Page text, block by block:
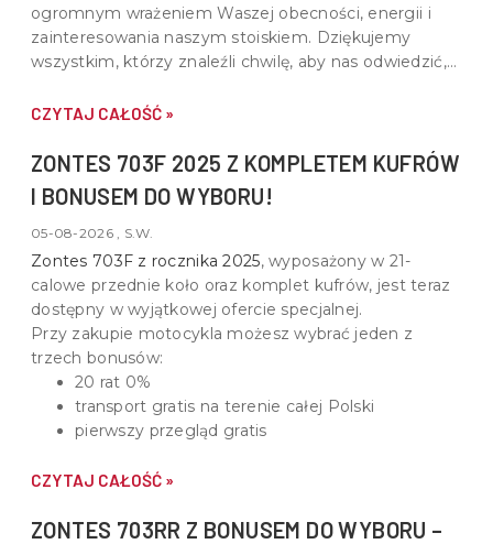
ogromnym wrażeniem Waszej obecności, energii i
zainteresowania naszym stoiskiem. Dziękujemy
wszystkim, którzy znaleźli chwilę, aby nas odwiedzić,
do motoryzacji.
CZYTAJ CAŁOŚĆ »
ZONTES 703F 2025 Z KOMPLETEM KUFRÓW
I BONUSEM DO WYBORU!
05-08-2026 , S.W.
Zontes 703F z rocznika 2025, wyposażony w 21-
calowe przednie koło oraz komplet kufrów, jest teraz
dostępny w wyjątkowej ofercie specjalnej.
Przy zakupie motocykla możesz wybrać jeden z
trzech bonusów:
20 rat 0%
transport gratis na terenie całej Polski
pierwszy przegląd gratis
CZYTAJ CAŁOŚĆ »
ZONTES 703RR Z BONUSEM DO WYBORU –